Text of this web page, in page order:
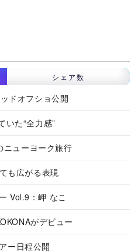
シェア数
ドオフショ公開
いた“全力感”
ニューヨーク旅行
も広がる表現
Vol.9：岬 なこ
がデビュー
ー日程公開